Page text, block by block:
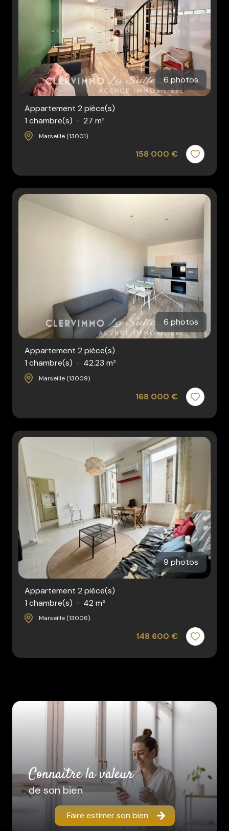
6 photos
Appartement 2 pièce(s)
1 chambre(s)
27 m²
Marseille (13001)
158 000 €
6 photos
Appartement 2 pièce(s)
1 chambre(s)
42.23 m²
Marseille (13009)
168 000 €
9 photos
Appartement 2 pièce(s)
1 chambre(s)
42 m²
Marseille (13006)
148 600 €
connaitre la valeur
de son bien
Faire estimer son bien